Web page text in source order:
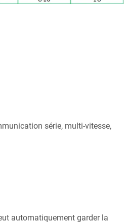
série, multi-vitesse,
automatiquement garder la